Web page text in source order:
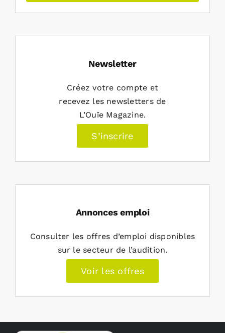
Newsletter
Créez votre compte et
recevez les newsletters de
L’Ouïe Magazine.
S’inscrire
Annonces emploi
Consulter les offres d’emploi disponibles
sur le secteur de l’audition.
Voir les offres